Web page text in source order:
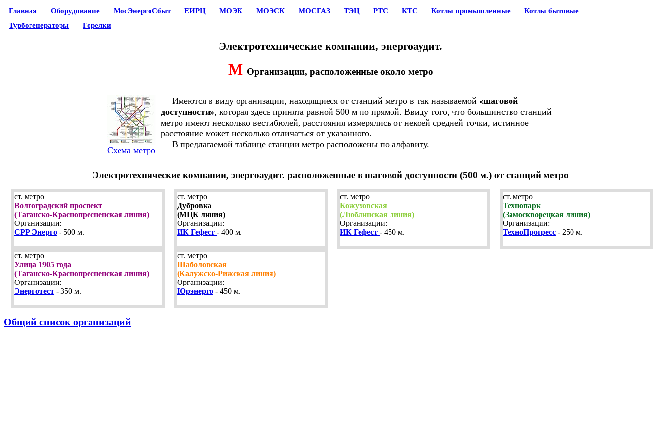
Главная Оборудование МосЭнергоСбыт ЕИРЦ МОЭК МОЭСК МОСГАЗ ТЭЦ РТС КТС Котлы промышленные
Котлы бытовые
Турбогенераторы
Горелки
Электротехнические компании, энергоаудит.
М Организации, расположенные около метро
Схема метро
Имеются в виду организации, находящиеся от станций метро в так называемой «шаговой
доступности», которая здесь принята равной 500 м по прямой. Ввиду того, что большинство станций
метро имеют несколько вестибюлей, расстояния измерялись от некоей средней точки, истинное
расстояние может несколько отличаться от указанного.
В предлагаемой таблице станции метро расположены по алфавиту.
Электротехнические компании, энергоаудит. расположенные в шаговой доступности (500 м.) от станций метро
ст. метро
Волгоградский проспект
(Таганско-Краснопресненская линия)
Организации:
СРР Энерго - 500 м.
ст. метро
Дубровка
(МЦК линия)
Организации:
ИК Гефест - 400 м.
ст. метро
Кожуховская
(Люблинская линия)
Организации:
ИК Гефест - 450 м.
ст. метро
Технопарк
(Замоскворецкая линия)
Организации:
ТехноПрогресс - 250 м.
ст. метро
Улица 1905 года
(Таганско-Краснопресненская линия)
Организации:
Энерготест - 350 м.
ст. метро
Шаболовская
(Калужско-Рижская линия)
Организации:
Юрэнерго - 450 м.
Общий список организаций